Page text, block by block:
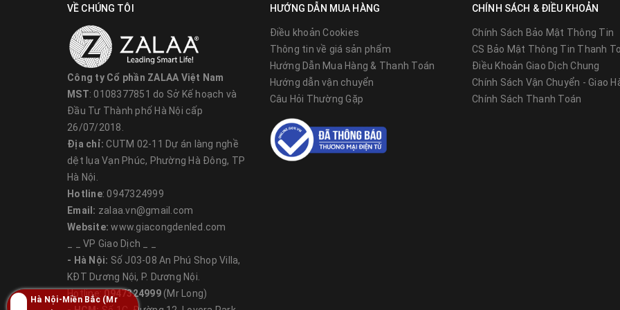
Cấu trúc
Các tấm pin mặt trời mono được đặt tên theo cách chúng được tạo ra. Mỗi tế bào quang điện riêng lẻ
silicon được làm từ một tinh thể silicon. Tinh thể đơn được tạo thành bằng phương pháp Czochralski, trong
tinh thể ‘hạt giống’ được đặt vào một thùng silicon nguyên chất nóng chảy ở nhiệt độ cao.
VỀ CHÚNG TÔI
Công ty Cổ phần ZALAA Việt Nam
MST: 0108377851 do Sở Kế hoạch và
Đầu Tư Thành phố Hà Nội cấp
26/07/2018.
Địa chỉ: CUTM 02-11 Dự án làng nghề
dệt lụa Vạn Phúc, Phường Hà Đông, TP
Hà Nội.
Hotline: 0947324999
Email: zalaa.vn@gmail.com
Website:www.giacongdenled.com
_ _ VP Giao Dịch _ _
- Hà Nội: Số J03-08 An Phú Shop Villa,
KĐT Dương Nội, P. Dương Nội.
Hotline: 0947324999(Mr Long)
HƯỚNG DẪN MUA HÀNG
Điều khoản Cookies
Thông tin về giá sản phẩm
Hướng Dẫn Mua Hàng & Thanh Toán
Hướng dẫn vận chuyển
Câu Hỏi Thường Gặp
CHÍNH SÁCH & ĐIỀU KHOẢN
Chính Sách Bảo Mật Thông Tin
CS Bảo Mật Thông Tin Thanh
Điều Khoản Giao Dịch Chung
Chính Sách Vận Chuyển - Giao
Chính Sách Thanh Toán
Hà Nội-Miền Bắc (Mr